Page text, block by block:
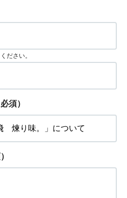
ださい。
必須）